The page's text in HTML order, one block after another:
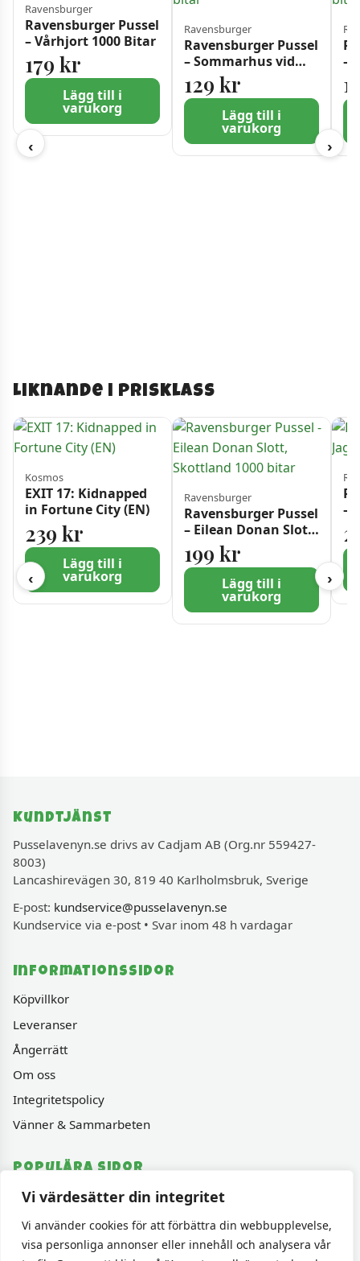
Vi värdesätter din integritet
Vi använder cookies för att förbättra din webbupplevelse,
visa personliga annonser eller innehåll och analysera vår
‹
Ravensburger
Ravensburger Pussel
– Vårhjort 1000 Bitar
179 kr
Lägg till i
varukorg
Ravensburger
Ravensburger Pussel
– Sommarhus vid
sjön 200 bitar
129 kr
Lägg till i
varukorg
–
›
Liknande i prisklass
‹
Kosmos
EXIT 17: Kidnapped
in Fortune City (EN)
239 kr
Lägg till i
varukorg
Ravensburger
Ravensburger Pussel
– Eilean Donan Slott,
Skottland 1000 bitar
199 kr
Lägg till i
varukorg
–
›
Kundtjänst
Pusselavenyn.se drivs av Cadjam AB (Org.nr 559427-
8003)
Lancashirevägen 30, 819 40 Karlholmsbruk, Sverige
E-post: kundservice@pusselavenyn.se
Kundservice via e-post • Svar inom 48 h vardagar
Informationssidor
Köpvillkor
Leveranser
Ångerrätt
Om oss
Integritetspolicy
Vänner & Sammarbeten
Populära sidor
Varumärken
Fyndhörnan
1000 bitars pussel